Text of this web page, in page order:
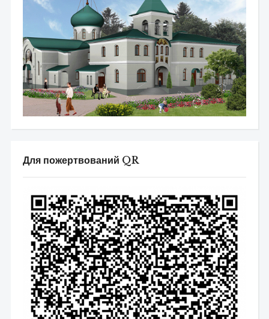
Для пожертвований QR